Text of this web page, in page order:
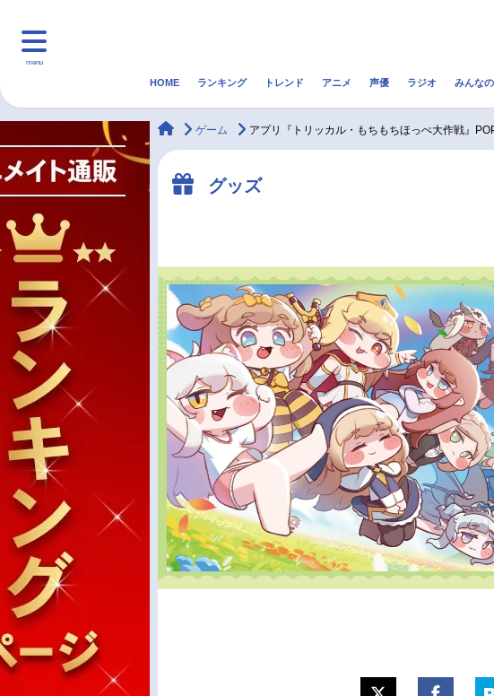
menu
マンガ・ラノベ ゲーム・アプリ
声優記事一覧
HOME ランキング トレンド アニメ 声優 ラジオ みんな
animateTimes
ゲーム アプリ『トリッカル・もちもちほっぺ大作戦』
グッズ